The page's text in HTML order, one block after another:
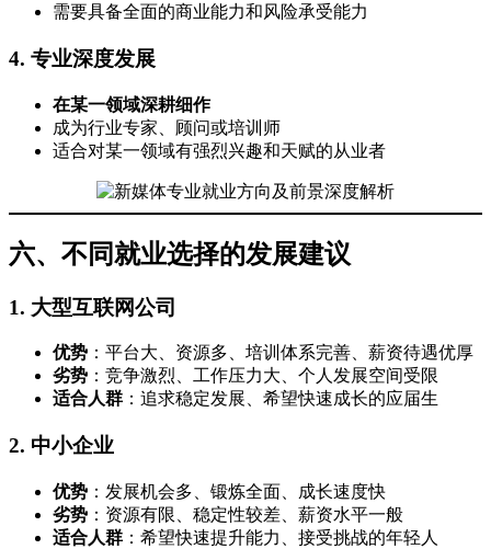
需要具备全面的商业能力和风险承受能力
4. 专业深度发展
在某一领域深耕细作
成为行业专家、顾问或培训师
适合对某一领域有强烈兴趣和天赋的从业者
六、不同就业选择的发展建议
1. 大型互联网公司
优势 ：平台大、资源多、培训体系完善、薪资待遇优厚
劣势 ：竞争激烈、工作压力大、个人发展空间受限
适合人群 ：追求稳定发展、希望快速成长的应届生
2. 中小企业
优势 ：发展机会多、锻炼全面、成长速度快
劣势 ：资源有限、稳定性较差、薪资水平一般
适合人群 ：希望快速提升能力、接受挑战的年轻人